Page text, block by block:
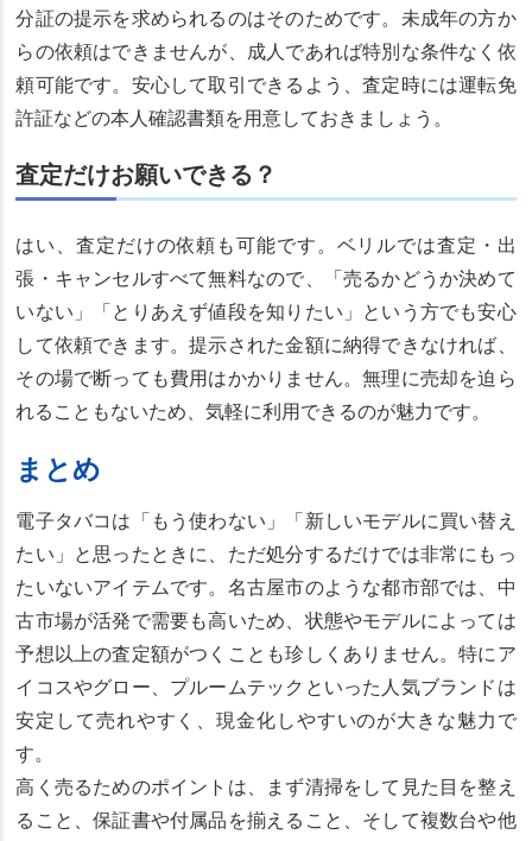
分証の提示を求められるのはそのためです。未成年の方か
らの依頼はできませんが、成人であれば特別な条件なく依
頼可能です。安心して取引できるよう、査定時には運転免
許証などの本人確認書類を用意しておきましょう。
査定だけお願いできる？
はい、査定だけの依頼も可能です。ベリルでは査定・出
張・キャンセルすべて無料なので、「売るかどうか決めて
いない」「とりあえず値段を知りたい」という方でも安心
して依頼できます。提示された金額に納得できなければ、
その場で断っても費用はかかりません。無理に売却を迫ら
れることもないため、気軽に利用できるのが魅力です。
まとめ
電子タバコは「もう使わない」「新しいモデルに買い替え
たい」と思ったときに、ただ処分するだけでは非常にもっ
たいないアイテムです。名古屋市のような都市部では、中
古市場が活発で需要も高いため、状態やモデルによっては
予想以上の査定額がつくことも珍しくありません。特にア
イコスやグロー、プルームテックといった人気ブランドは
安定して売れやすく、現金化しやすいのが大きな魅力で
す。
高く売るためのポイントは、まず清掃をして見た目を整え
ること、保証書や付属品を揃えること、そして複数台や他